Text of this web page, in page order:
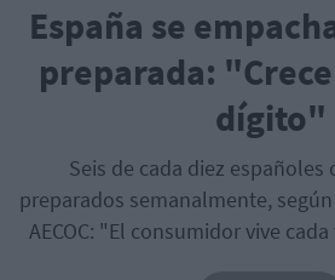
España se
preparada:
dígito"
Seis de cada diez
preparados semanalmente,
AECOC: "El consumidor vive